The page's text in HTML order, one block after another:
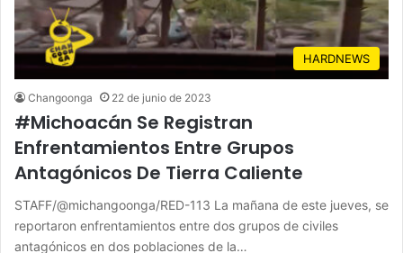
HARDNEWS
Changoonga 22 de junio de 2023
#Michoacán Se Registran
Enfrentamientos Entre Grupos
Antagónicos De Tierra Caliente
STAFF/@michangoonga/RED-113 La mañana de este jueves, se
reportaron enfrentamientos entre dos grupos de civiles
antagónicos en dos poblaciones de la…